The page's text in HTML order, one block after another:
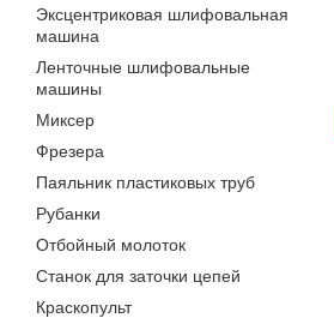
Эксцентриковая шлифовальная
машина
Ленточные шлифовальные
машины
Миксер
Фрезера
Паяльник пластиковых труб
Рубанки
Отбойный молоток
Станок для заточки цепей
Краскопульт